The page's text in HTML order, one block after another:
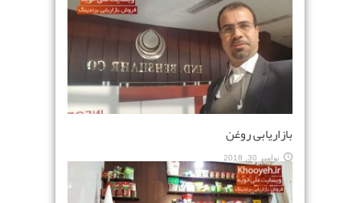
بازاریابی روغن
نوامبر 30, 2018